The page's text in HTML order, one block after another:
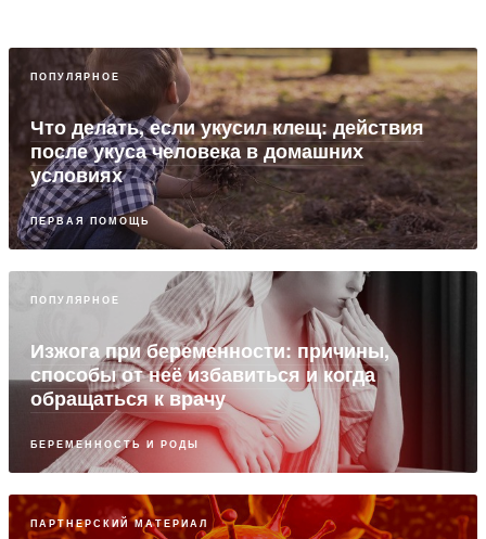
ПОПУЛЯРНОЕ
Что делать, если укусил клещ: действия
после укуса человека в домашних
условиях
ПЕРВАЯ ПОМОЩЬ
ПОПУЛЯРНОЕ
Изжога при беременности: причины,
способы от неё избавиться и когда
обращаться к врачу
БЕРЕМЕННОСТЬ И РОДЫ
ПАРТНЕРСКИЙ МАТЕРИАЛ